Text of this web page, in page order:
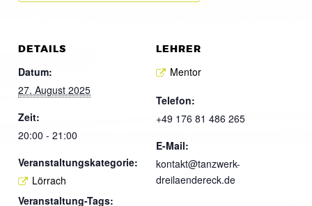
DETAILS
Datum:
27. August 2025
Zeit:
20:00 - 21:00
Veranstaltungskategorie:
Lörrach
Veranstaltung-Tags:
LEHRER
Mentor
Telefon:
+49 176 81 486 265
E-Mail:
kontakt@tanzwerk-
dreilaendereck.de